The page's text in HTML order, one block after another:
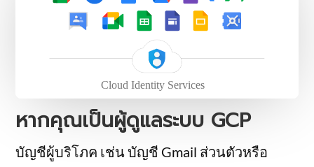
หากคุณเป็นผู้ดูแลระบบ GCP
บัญชีผู้บริโภค เช่น บัญชี Gmail ส่วนตัวหรือ